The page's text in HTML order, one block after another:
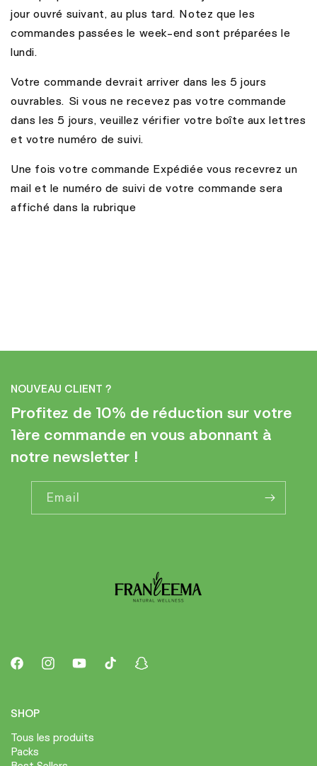
jour ouvré suivant, au plus tard. Notez que les
commandes passées le week-end sont préparées le
lundi.
Votre commande devrait arriver dans les 5 jours
ouvrables. Si vous ne recevez pas votre commande
dans les 5 jours, veuillez vérifier votre boîte aux lettres
et votre numéro de suivi.
Une fois votre commande Expédiée vous recevrez un
mail et le numéro de suivi de votre commande sera
affiché dans la rubrique
NOUVEAU CLIENT ?
Profitez de 10% de réduction sur votre
1ère commande en vous abonnant à
notre newsletter !
Email
FacebookInstagramYouTubeTikTok Snapchat
SHOP
Tous les produits
Packs